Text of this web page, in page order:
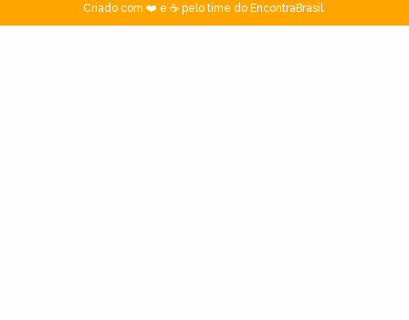
Criado com ❤️ e ☕ pelo time do EncontraBrasil